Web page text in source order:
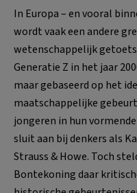
In Europa – en vooral
wordt vaak een andere
wetenschappelijk
Generatie Z in het jaar
maar gebaseerd op het
maatschappelijke
jongeren in hun
sluit aan bij denkers als
Strauss & Howe. Toch
Bontekoning daar